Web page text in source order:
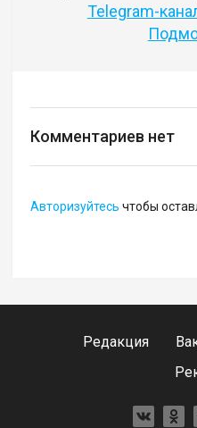
Telegram-
Комментариев нет
Авторизуйтесь чтобы
Редакция